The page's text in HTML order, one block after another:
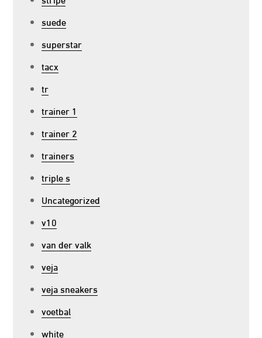
suede
superstar
tacx
tr
trainer 1
trainer 2
trainers
triple s
Uncategorized
v10
van der valk
veja
veja sneakers
voetbal
white